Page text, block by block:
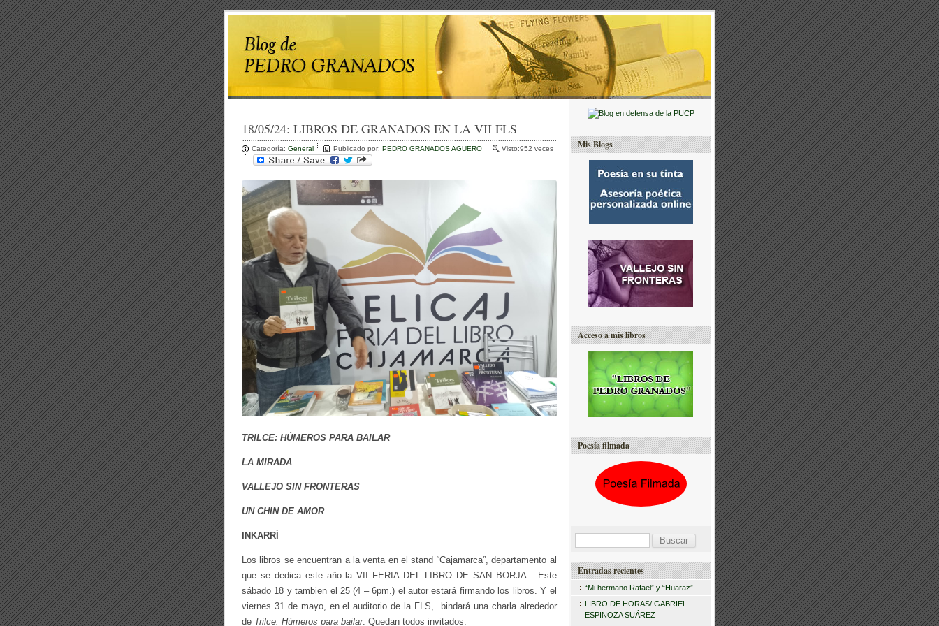
18/05/24: LIBROS DE GRANADOS EN LA VII FLS
Categoría: General Publicado por: PEDRO GRANADOS AGUERO Visto:952 veces
TRILCE: HÚMEROS PARA BAILAR
LA MIRADA
VALLEJO SIN FRONTERAS
UN CHIN DE AMOR
INKARRÍ
Los libros se encuentran a la venta en el stand “Cajamarca”, departamento al
que se dedica este año la VII FERIA DEL LIBRO DE SAN BORJA. Este
sábado 18 y tambien el 25 (4 – 6pm.) el autor estará firmando los libros. Y el
viernes 31 de mayo, en el auditorio de la FLS, bindará una charla alrededor
de Trilce: Húmeros para bailar. Quedan todos invitados.
Mis Blogs
Acceso a mis libros
Poesía filmada
s
Entradas recientes
“Mi hermano Rafael” y “Huaraz”
LIBRO DE HORAS/ GABRIEL
ESPINOZA SUÁREZ